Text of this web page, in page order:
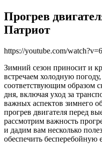
Прогрев
Патриот
https://youtube.com/
Зимний сезон приносит и
встречаем холодную
соответствующим образом
дня, включая уход за
важных аспектов зимнего
прогрев двигателя перед
рассмотрим важность
и дадим вам несколько
обеспечить бесперебойную